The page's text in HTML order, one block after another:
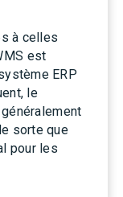
à celles
est
ERP
le
sorte que
pour les